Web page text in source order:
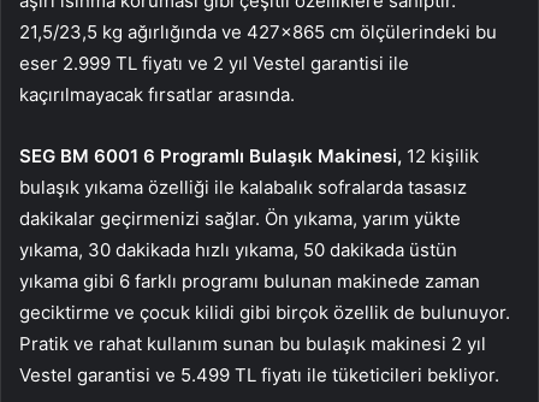
21,5/23,5 kg ağırlığında ve 427×865 cm ölçülerindeki bu
eser 2.999 TL fiyatı ve 2 yıl Vestel garantisi ile
kaçırılmayacak fırsatlar arasında.
SEG BM 6001 6 Programlı Bulaşık Makinesi, 12 kişilik
bulaşık yıkama özelliği ile kalabalık sofralarda tasasız
dakikalar geçirmenizi sağlar. Ön yıkama, yarım yükte
yıkama, 30 dakikada hızlı yıkama, 50 dakikada üstün
yıkama gibi 6 farklı programı bulunan makinede zaman
geciktirme ve çocuk kilidi gibi birçok özellik de bulunuyor.
Pratik ve rahat kullanım sunan bu bulaşık makinesi 2 yıl
Vestel garantisi ve 5.499 TL fiyatı ile tüketicileri bekliyor.